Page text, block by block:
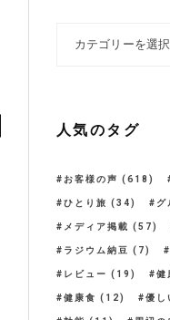
人気のタグ
お客様の声 (618)
ひとり旅 (34) グ
メディア掲載 (57)
ラジウム納豆 (7)
レビュー (19) 健
健康食 (12) 優し